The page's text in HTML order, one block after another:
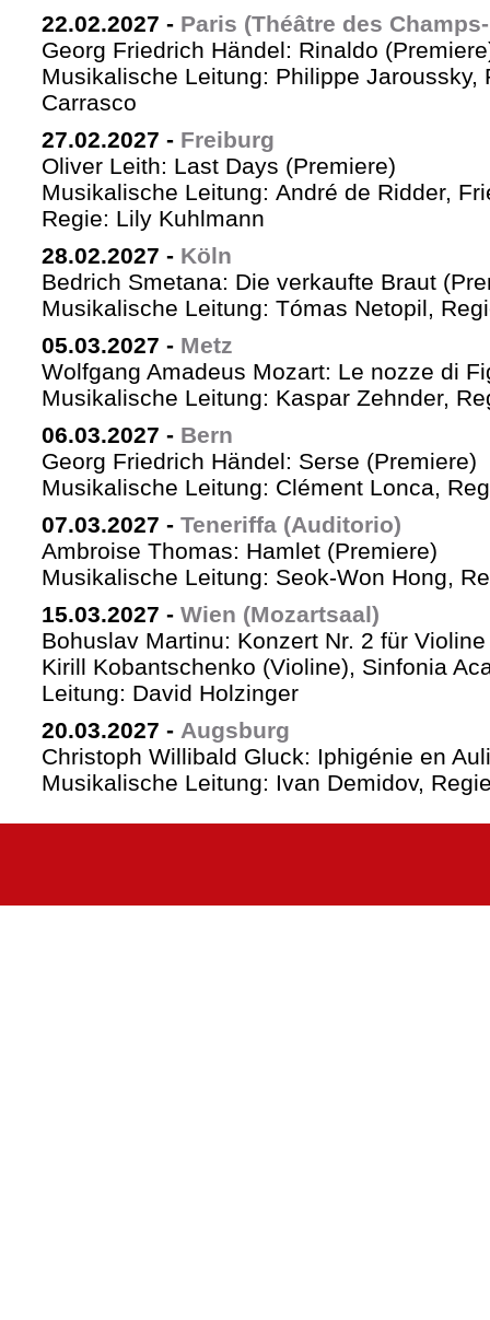
22.02.2027 - Paris (Théâtre des
Georg Friedrich Händel: Rinaldo
Musikalische Leitung: Philippe Jaroussky,
Carrasco
27.02.2027 - Freiburg
Oliver Leith: Last Days (Premiere)
Musikalische Leitung: André de Ridder,
Regie: Lily Kuhlmann
28.02.2027 - Köln
Bedrich Smetana: Die verkaufte Braut
Musikalische Leitung: Tómas Netopil,
05.03.2027 - Metz
Wolfgang Amadeus Mozart: Le nozze di
Musikalische Leitung: Kaspar Zehnder,
06.03.2027 - Bern
Georg Friedrich Händel: Serse (Premiere)
Musikalische Leitung: Clément Lonca,
07.03.2027 - Teneriffa (Auditorio)
Ambroise Thomas: Hamlet (Premiere)
Musikalische Leitung: Seok-Won Hong,
15.03.2027 - Wien (Mozartsaal)
Bohuslav Martinu: Konzert Nr. 2 für
Kirill Kobantschenko (Violine), Sinfonia
Leitung: David Holzinger
20.03.2027 - Augsburg
Christoph Willibald Gluck: Iphigénie en
Musikalische Leitung: Ivan Demidov,